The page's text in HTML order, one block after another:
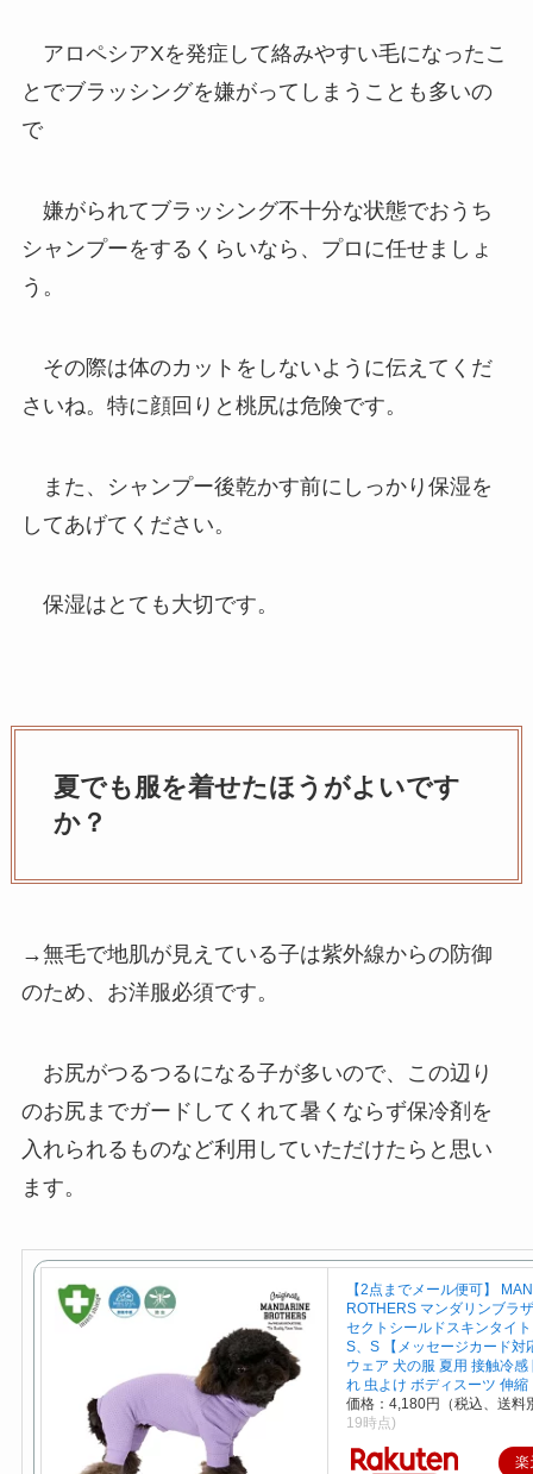
アロペシアXを発症して絡みやすい毛になったこ
とでブラッシングを嫌がってしまうことも多いの
で
嫌がられてブラッシング不十分な状態でおうち
シャンプーをするくらいなら、プロに任せましょ
う。
その際は体のカットをしないように伝えてくだ
さいね。特に顔回りと桃尻は危険です。
また、シャンプー後乾かす前にしっかり保湿を
してあげてください。
保湿はとても大切です。
夏でも服を着せたほうがよいです
か？
→無毛で地肌が見えている子は紫外線からの防御
のため、お洋服必須です。
お尻がつるつるになる子が多いので、この辺り
のお尻までガードしてくれて暑くならず保冷剤を
入れられるものなど利用していただけたらと思い
ます。
【2点までメール便可】
ROTHERS マンダリンブラ
セクトシールドスキンタイ
S、S 【メッセージカード対
ウェア 犬の服 夏用 接触冷感
れ 虫よけ ボディスーツ 伸縮
価格：4,180円（税込、送料
19時点)
楽